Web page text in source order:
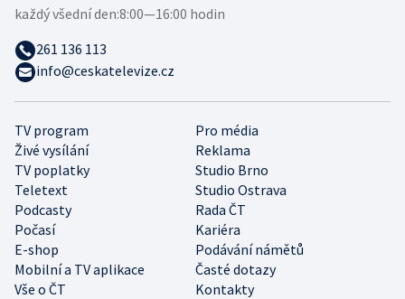
TV program
Pro média
Živé vysílání
Reklama
TV poplatky
Studio Brno
Teletext
Studio Ostrava
Podcasty
Rada ČT
Počasí
Kariéra
E-shop
Podávání námětů
Mobilní a TV aplikace
Časté dotazy
Vše o ČT
Kontakty
každý všední den:8:00—16:00 hodin
261 136 113
info@ceskatelevize.cz